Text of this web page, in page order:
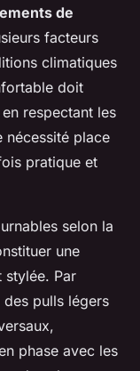
de
facteurs
climatiques
doit
respectant les
nécessité place
pratique et
selon la
une
Par
pulls légers
phase avec les